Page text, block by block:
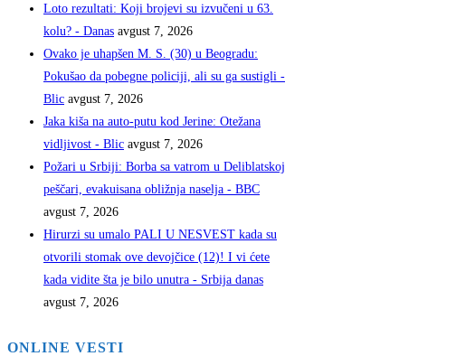
Loto rezultati: Koji brojevi su izvučeni u 63.
kolu? - Danas avgust 7, 2026
Ovako je uhapšen M. S. (30) u Beogradu:
Pokušao da pobegne policiji, ali su ga sustigli -
Blic avgust 7, 2026
Jaka kiša na auto-putu kod Jerine: Otežana
vidljivost - Blic avgust 7, 2026
Požari u Srbiji: Borba sa vatrom u Deliblatskoj
peščari, evakuisana obližnja naselja - BBC
avgust 7, 2026
Hirurzi su umalo PALI U NESVEST kada su
otvorili stomak ove devojčice (12)! I vi ćete
kada vidite šta je bilo unutra - Srbija danas
avgust 7, 2026
ONLINE VESTI